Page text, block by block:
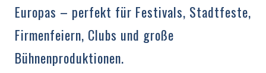
Europas – perfekt für Festivals, Stadtfeste,
Firmenfeiern, Clubs und große
Bühnenproduktionen.